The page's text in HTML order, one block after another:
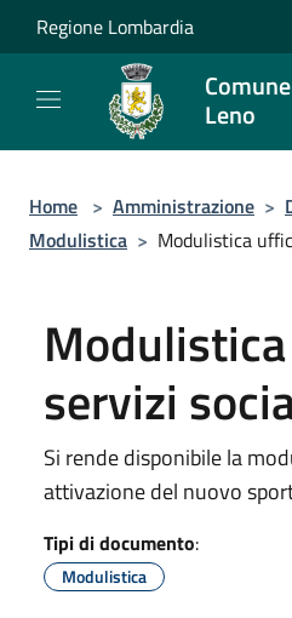
Salta al contenuto principale
Regione Lombardia
Leno
Home > Amministrazione >
Modulistica > Modulistica
servizi
Si rende disponibile la
attivazione del nuovo
Tipi di documento:
Modulistica